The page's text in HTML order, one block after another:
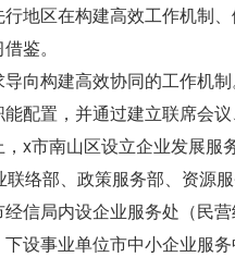
地区在构建高效工作机制
鉴。
构建高效协同的工作机制
配置，并通过建立联席会
x市南山区设立企业发展
络部、政策服务部、资源
信局内设企业服务处（民
设事业单位市中小企业服